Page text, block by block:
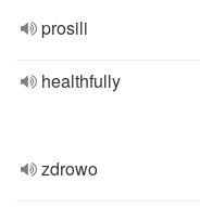
prosili
healthfully
zdrowo